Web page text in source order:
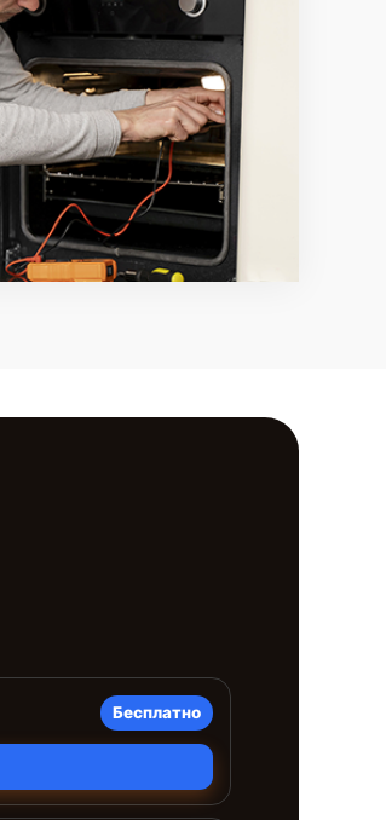
Бесплатно